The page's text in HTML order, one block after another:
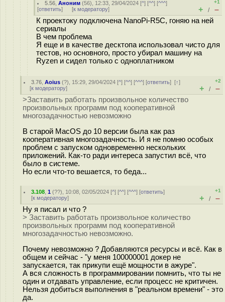
5.56 ,Аноним (56), 12:33, 29/04/2024 [^] [^^] [^^^]
[ответить] [к модератору]
+1
+ / –
К проектоку подключена NanoPi-R5C, гоняю на ней
сериалы
В чем проблема
Я еще и в качестве десктопа использовал чисто для
тестов, но основного, просто убирал машину на
Ryzen и сидел только с одноплатником
3.76 ,Aoius (?), 15:29, 29/04/2024 [^] [^^] [^^^] [ответить][↑]
[к модератору]
+2
+ / –
>Заставить работать произвольное количество
произвольных программ под кооперативной
многозадачностью невозможно
В старой MacOS до 10 версии была как раз
кооперативная многозадачность. И я не помню особых
проблем с запуском одновременно нескольких
приложений. Как-то ради интереса запустил всё, что
было в системе.
Но если что-то вешается, то беда...
3.108 ,1 (??), 10:08, 02/05/2024 [^] [^^] [^^^] [ответить]
[к модератору]
+1
+ / –
Ну я писал и что ?
> Заставить работать произвольное количество
произвольных программ под кооперативной
многозадачностью невозможно.
Почему невозможно ? Добавляются ресурсы и всё. Как в
общем и сейчас - "у меня 100000001 докер не
запускается, так прикупи ещё мощности в ажуре".
А вся сложность в программировании помнить, что ты не
один и отдавать управление, если процесс не критичен.
Нельзя добиться выполнения в "реальном времени" - это
да.